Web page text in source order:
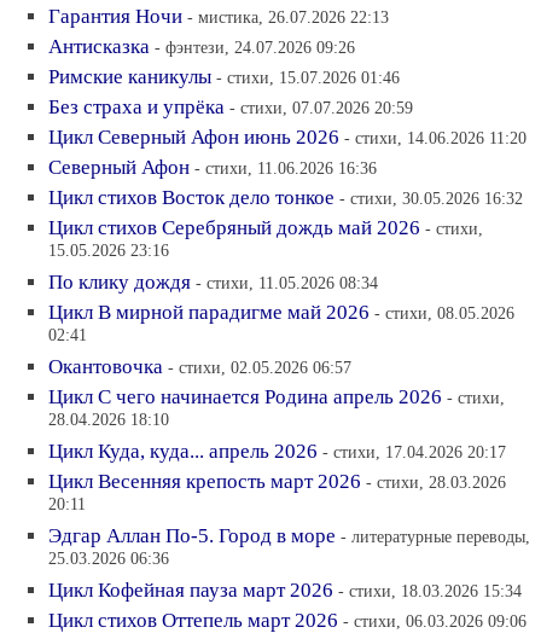
Гарантия Ночи - мистика, 26.07.2026 22:13
Антисказка - фэнтези, 24.07.2026 09:26
Римские каникулы - стихи, 15.07.2026 01:46
Без страха и упрёка - стихи, 07.07.2026 20:59
Цикл Северный Афон июнь 2026 - стихи, 14.06.2026 11:20
Северный Афон - стихи, 11.06.2026 16:36
Цикл стихов Восток дело тонкое - стихи, 30.05.2026 16:32
Цикл стихов Серебряный дождь май 2026 - стихи,
15.05.2026 23:16
По клику дождя - стихи, 11.05.2026 08:34
Цикл В мирной парадигме май 2026 - стихи, 08.05.2026
02:41
Окантовочка - стихи, 02.05.2026 06:57
Цикл С чего начинается Родина апрель 2026 - стихи,
28.04.2026 18:10
Цикл Куда, куда... апрель 2026 - стихи, 17.04.2026 20:17
Цикл Весенняя крепость март 2026 - стихи, 28.03.2026
20:11
Эдгар Аллан По-5. Город в море - литературные переводы,
25.03.2026 06:36
Цикл Кофейная пауза март 2026 - стихи, 18.03.2026 15:34
Цикл стихов Оттепель март 2026 - стихи, 06.03.2026 09:06